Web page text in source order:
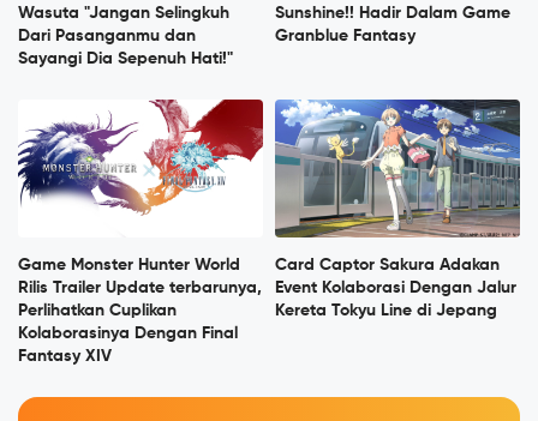
Wasuta "Jangan Selingkuh
Dari Pasanganmu dan
Sayangi Dia Sepenuh Hati!"
Sunshine!! Hadir Dalam Game
Granblue Fantasy
Game Monster Hunter World
Rilis Trailer Update terbarunya,
Perlihatkan Cuplikan
Kolaborasinya Dengan Final
Fantasy XIV
Card Captor Sakura Adakan
Event Kolaborasi Dengan Jalur
Kereta Tokyu Line di Jepang